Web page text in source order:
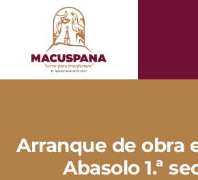
Arranque de obra
Abasolo 1.ª